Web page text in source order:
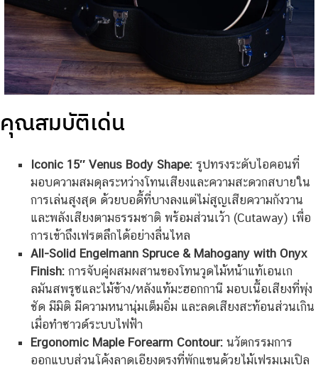
คุณสมบัติเด่น
Iconic 15″ Venus Body Shape:รูปทรงระดับไอคอนที่
มอบความสมดุลระหว่างโทนเสียงและความสะดวกสบายใน
การเล่นสูงสุด ด้วยบอดี้ที่บางลงแต่ไม่สูญเสียความกังวาน
และพลังเสียงตามธรรมชาติ พร้อมส่วนเว้า (Cutaway) เพื่อ
การเข้าถึงเฟรตลึกได้อย่างลื่นไหล
All-Solid Engelmann Spruce & Mahogany with Onyx
Finish:การจับคู่ผสมผสานของโทนวูดไม้หน้าแท้เอนเก
ลมันสพรูซและไม้ข้าง/หลังแท้มะฮอกกานี มอบเนื้อเสียงที่พุ่ง
ชัด มีมิติ มีความหนานุ่มเต็มอิ่ม และลดเสียงสะท้อนส่วนเกิน
เมื่อทำซาวด์ระบบไฟฟ้า
Ergonomic Maple Forearm Contour:นวัตกรรมการ
ออกแบบส่วนโค้งลาดเอียงตรงที่พักแขนด้วยไม้เฟรมเมเปิล